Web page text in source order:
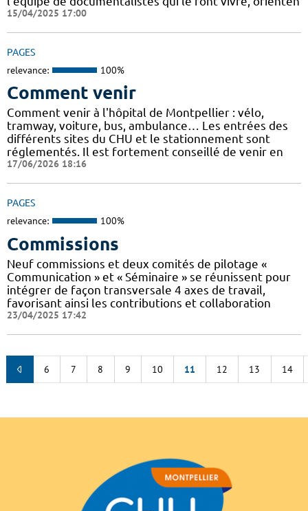
15/04/2025 17:00
PAGES
relevance: 100%
Comment venir
Comment venir à l'hôpital de Montpellier : vélo,
tramway, voiture, bus, ambulance… Les entrées des
différents sites du CHU et le stationnement sont
réglementés. Il est fortement conseillé de venir en
17/06/2026 18:16
PAGES
relevance: 100%
Commissions
Neuf commissions et deux comités de pilotage «
Communication » et « Séminaire » se réunissent pour
intégrer de façon transversale 4 axes de travail,
favorisant ainsi les contributions et collaboration
23/04/2025 17:42
6 7 8 9 10 11 12 13 14